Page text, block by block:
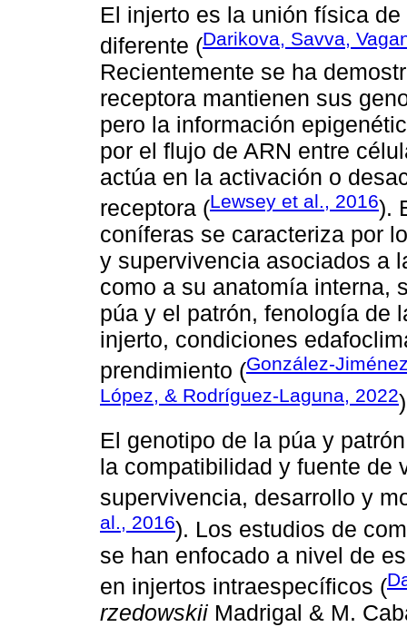
El injerto es la unión física
diferente (Darikova, Savva,
Recientemente se ha
receptora mantienen sus
pero la información
por el flujo de ARN entre
actúa en la activación o
receptora (Lewsey et al., 2016).
coníferas se caracteriza por
y supervivencia asociados a
como a su anatomía interna,
púa y el patrón, fenología de
injerto, condiciones
prendimiento (González-
López, & Rodríguez-Laguna, 2022
El genotipo de la púa y
la compatibilidad y fuente de
supervivencia, desarrollo y
al., 2016). Los estudios de
se han enfocado a nivel de
en injertos intraespecíficos (
rzedowskii Madrigal & M.